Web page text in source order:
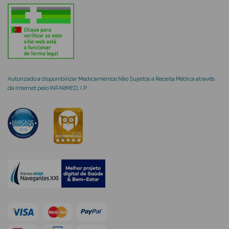
Rosto e
Ver Tudo
Rosto
Hidratantes
Séruns Faciais
Creme de Olhos
Anti-
Autorizado a disponibilizar Medicamentos Não Sujeitos a Receita Médica através
da Internet pelo INFARMED, I.P.